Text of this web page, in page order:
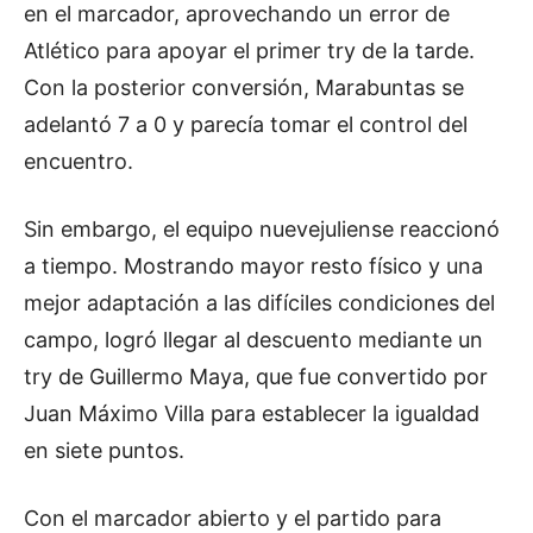
en el marcador, aprovechando un error de
Atlético para apoyar el primer try de la tarde.
Con la posterior conversión, Marabuntas se
adelantó 7 a 0 y parecía tomar el control del
encuentro.
Sin embargo, el equipo nuevejuliense reaccionó
a tiempo. Mostrando mayor resto físico y una
mejor adaptación a las difíciles condiciones del
campo, logró llegar al descuento mediante un
try de Guillermo Maya, que fue convertido por
Juan Máximo Villa para establecer la igualdad
en siete puntos.
Con el marcador abierto y el partido para